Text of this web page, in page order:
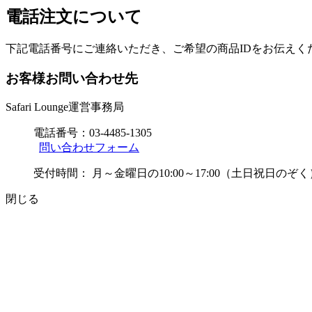
電話注文について
下記電話番号にご連絡いただき、ご希望の商品IDをお伝えく
お客様お問い合わせ先
Safari Lounge運営事務局
電話番号： 03-4485-1305
問い合わせフォーム
受付時間： 月～金曜日の10:00～17:00（土日祝日のぞく
閉じる